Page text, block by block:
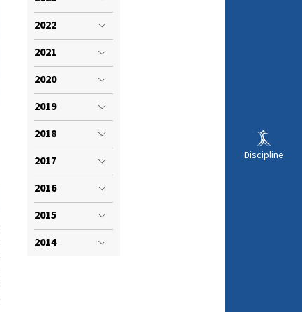
Discipline
2022
2021
2020
2019
2018
2017
2016
2015
2014